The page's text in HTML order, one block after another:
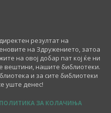
резултат на
на Здружението, затоа
на овој добар пат кој ќе ни
вештини, нашите библиотеки.
и за сите библиотеки
уште денес!
ПОЛИТИКА ЗА КОЛАЧИЊА